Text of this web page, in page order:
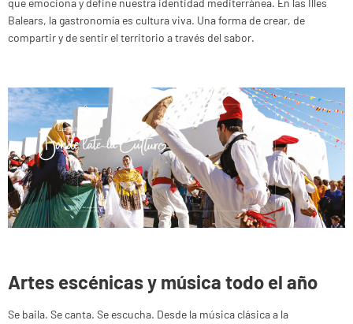
que emociona y define nuestra identidad mediterránea. En las Illes
Balears, la gastronomía es cultura viva. Una forma de crear, de
compartir y de sentir el territorio a través del sabor.
Artes escénicas y música todo el año
Se baila. Se canta. Se escucha. Desde la música clásica a la